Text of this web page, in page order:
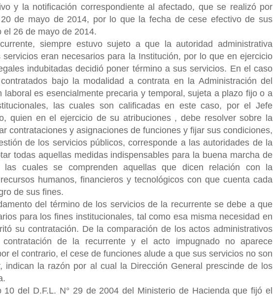
y la notificación correspondiente al afectado, que se realizó por
de mayo de 2014, por lo que la fecha de cese efectivo de sus
el 26 de mayo de 2014.
siempre estuvo sujeto a que la autoridad administrativa
servicios eran necesarios para la Institución, por lo que en ejercicio
indubitadas decidió poner término a sus servicios. En el caso
bajo la modalidad a contrata en la Administración del
laboral es esencialmente precaria y temporal, sujeta a plazo fijo o a
las cuales son calificadas en este caso, por el Jefe
quien en el ejercicio de su atribuciones , debe resolver sobre la
contrataciones y asignaciones de funciones y fijar sus condiciones,
de los servicios públicos, corresponde a las autoridades de la
todas aquellas medidas indispensables para la buena marcha de
las cuales se comprenden aquellas que dicen relación con la
humanos, financieros y tecnológicos con que cuenta cada
de sus fines.
del término de los servicios de la recurrente se debe a que
para los fines institucionales, tal como esa misma necesidad en
su contratación. De la comparación de los actos administrativos
de la recurrente y el acto impugnado no aparece
el contrario, el cese de funciones alude a que sus servicios no son
indican la razón por al cual la Dirección General prescinde de los
10 del D.F.L. N° 29 de 2004 del Ministerio de Hacienda que fijó el